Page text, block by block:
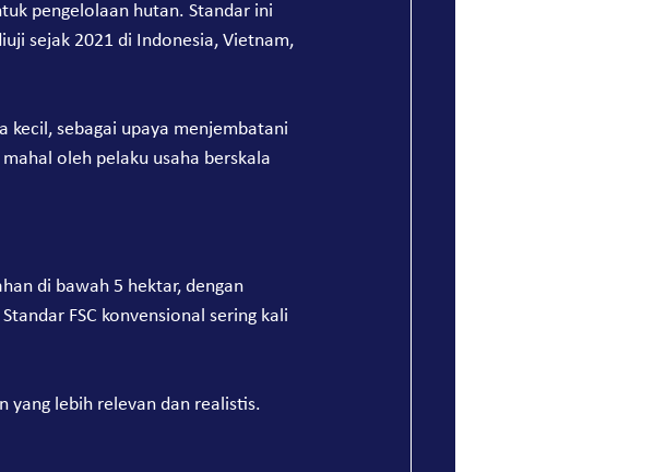
pengelolaan hutan. Standar ini
sejak 2021 di Indonesia, Vietnam,
kecil, sebagai upaya menjembatani
oleh pelaku usaha berskala
di bawah 5 hektar, dengan
FSC konvensional sering kali
yang lebih relevan dan realistis.